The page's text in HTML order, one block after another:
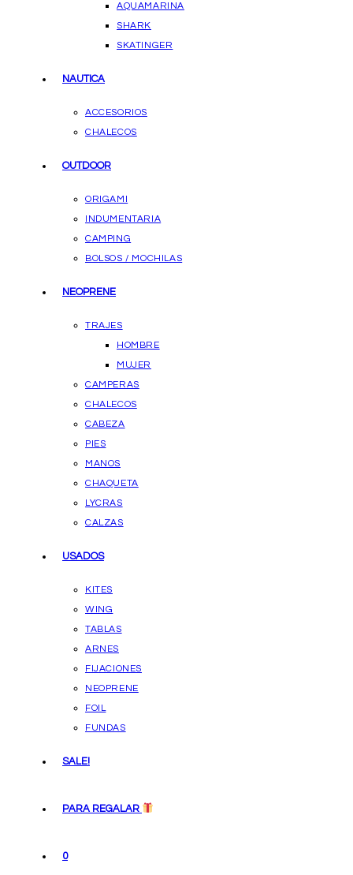
AQUAMARINA
SHARK
SKATINGER
NAUTICA
ACCESORIOS
CHALECOS
OUTDOOR
ORIGAMI
INDUMENTARIA
CAMPING
BOLSOS / MOCHILAS
NEOPRENE
TRAJES
HOMBRE
MUJER
CAMPERAS
CHALECOS
CABEZA
PIES
MANOS
CHAQUETA
LYCRAS
CALZAS
USADOS
KITES
WING
TABLAS
ARNES
FIJACIONES
NEOPRENE
FOIL
FUNDAS
SALE!
PARA REGALAR
0